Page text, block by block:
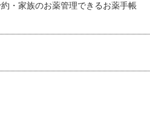
・家族のお薬管理できるお薬手帳